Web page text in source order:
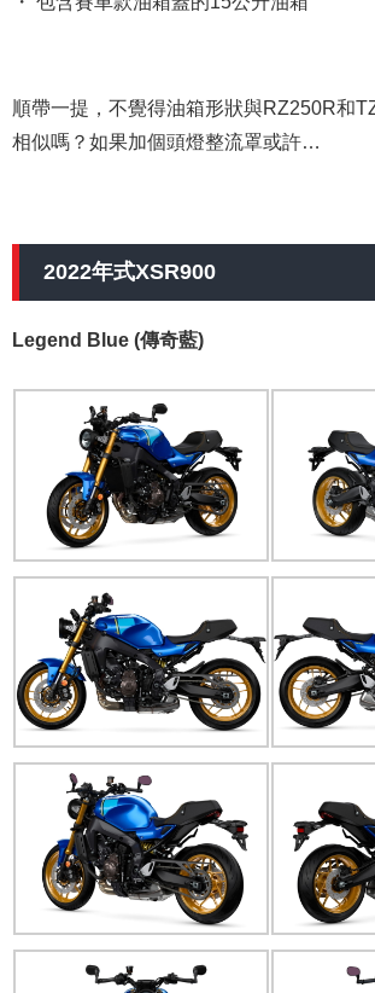
順帶一提，不覺得油箱形狀與RZ250R和
相似嗎？如果加個頭燈整流罩或許…
2022年式XSR900
Legend Blue (傳奇藍)